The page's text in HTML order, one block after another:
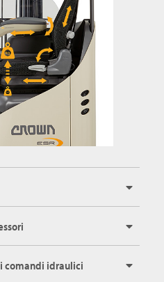
comandi idraulici